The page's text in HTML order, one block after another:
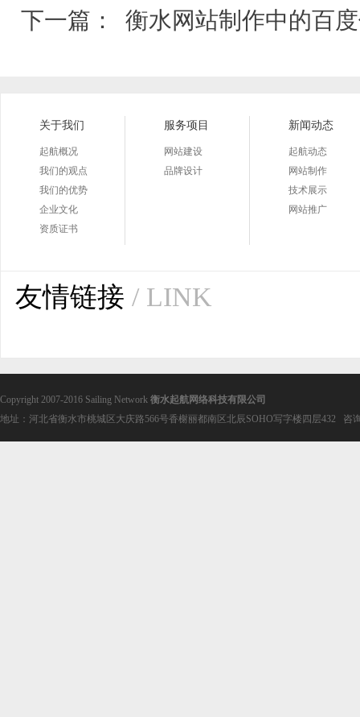
下一篇：
衡水网站制作中的百
关于我们
起航概况
我们的观点
我们的优势
企业文化
资质证书
服务项目
网站建设
品牌设计
新闻动态
起航动态
网站制作
技术展示
网站推广
友情链接 / LINK
Copyright 2007-2016 Sailing Network 衡水起航网络科技有限公司
地址：河北省衡水市桃城区大庆路566号香榭丽都南区北辰SOHO写字楼四层432